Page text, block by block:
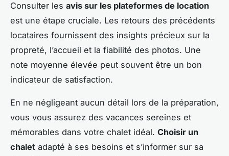
Consulter les avis sur les plateformes de location
est une étape cruciale. Les retours des précédents
locataires fournissent des insights précieux sur la
propreté, l’accueil et la fiabilité des photos. Une
note moyenne élevée peut souvent être un bon
indicateur de satisfaction.
En ne négligeant aucun détail lors de la préparation,
vous vous assurez des vacances sereines et
mémorables dans votre chalet idéal. Choisir un
chalet adapté à ses besoins et s’informer sur sa